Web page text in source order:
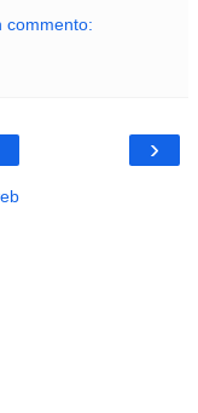
commento:
›